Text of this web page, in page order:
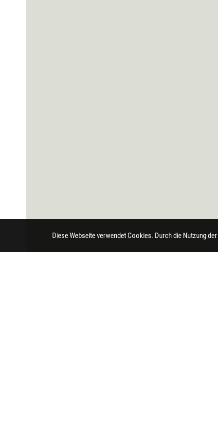
Diese Webseite verwendet Cookies. Durch die Nutzung